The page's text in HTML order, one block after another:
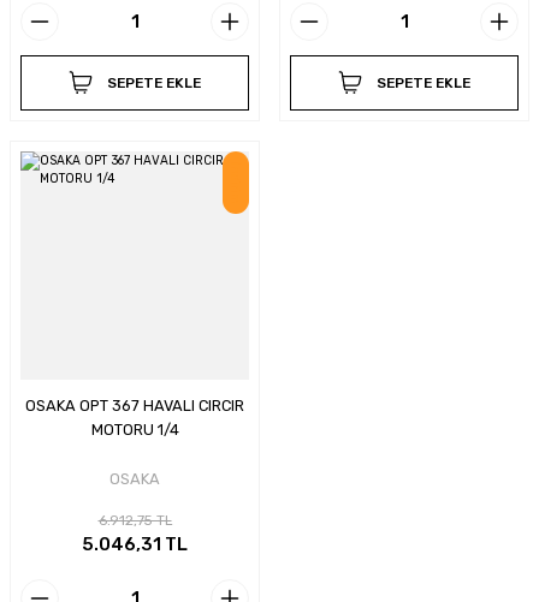
SEPETE EKLE SEPETE EKLE
OSAKA OPT 367 HAVALI CIRCIR
MOTORU 1/4
OSAKA
6.912,75 TL
5.046,31 TL